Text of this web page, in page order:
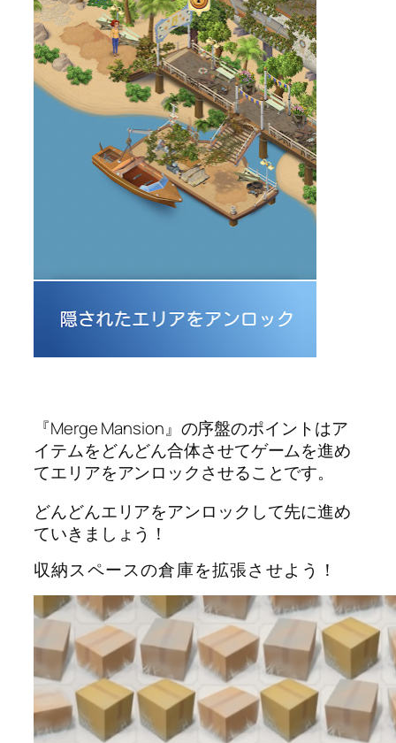
『Merge Mansion』の序盤のポイントはア
イテムをどんどん合体させてゲームを進め
てエリアをアンロックさせることです。
どんどんエリアをアンロックして先に進め
ていきましょう！
収納スペースの倉庫を拡張させよう！